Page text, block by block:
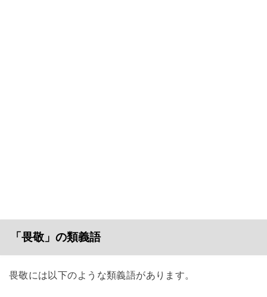
「畏敬」の類義語
畏敬には以下のような類義語があります。